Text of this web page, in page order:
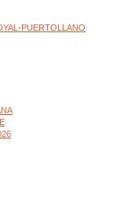
PUERTOLLANO